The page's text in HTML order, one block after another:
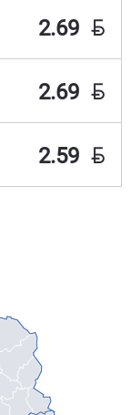
2.69 BYN
2.69 BYN
2.59 BYN